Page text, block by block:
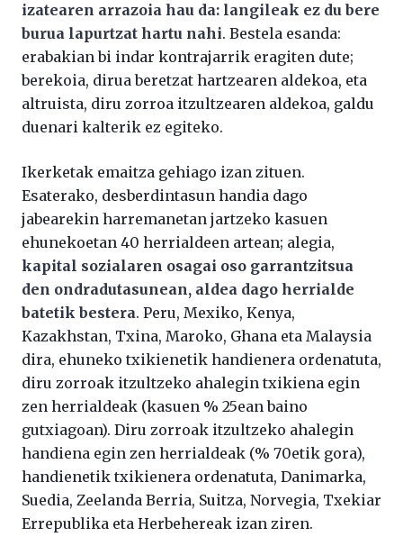
izatearen arrazoia hau da: langileak ez du bere
burua lapurtzat hartu nahi. Bestela esanda:
erabakian bi indar kontrajarrik eragiten dute;
berekoia, dirua beretzat hartzearen aldekoa, eta
altruista, diru zorroa itzultzearen aldekoa, galdu
duenari kalterik ez egiteko.
Ikerketak emaitza gehiago izan zituen.
Esaterako, desberdintasun handia dago
jabearekin harremanetan jartzeko kasuen
ehunekoetan 40 herrialdeen artean; alegia,
kapital sozialaren osagai oso garrantzitsua
den ondradutasunean, aldea dago herrialde
batetik bestera. Peru, Mexiko, Kenya,
Kazakhstan, Txina, Maroko, Ghana eta Malaysia
dira, ehuneko txikienetik handienera ordenatuta,
diru zorroak itzultzeko ahalegin txikiena egin
zen herrialdeak (kasuen % 25ean baino
gutxiagoan). Diru zorroak itzultzeko ahalegin
handiena egin zen herrialdeak (% 70etik gora),
handienetik txikienera ordenatuta, Danimarka,
Suedia, Zeelanda Berria, Suitza, Norvegia, Txekiar
Errepublika eta Herbehereak izan ziren.